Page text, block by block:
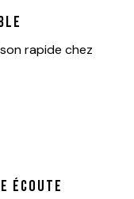
rapide chez
écoute